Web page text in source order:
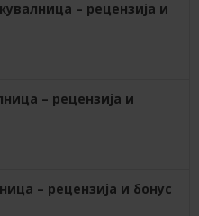
– рецензија и
– рецензија и
– рецензија и бонус